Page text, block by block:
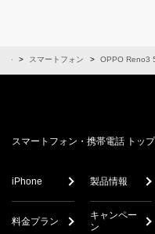
ル スマートフォン OPPO Reno3
スマートフォン・携帯電話 トップ
iPhone 製品情報
料金プラン
キャンペー
ン